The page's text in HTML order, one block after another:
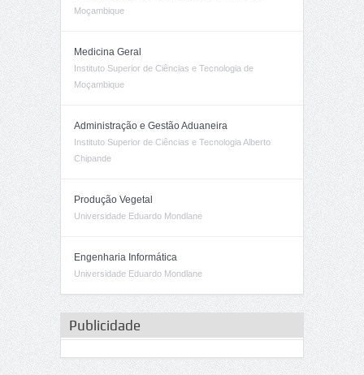
Moçambique
Medicina Geral
Instituto Superior de Ciências e Tecnologia de
Moçambique
Administração e Gestão Aduaneira
Instituto Superior de Ciências e Tecnologia Alberto
Chipande
Produção Vegetal
Universidade Eduardo Mondlane
Engenharia Informática
Universidade Eduardo Mondlane
Publicidade